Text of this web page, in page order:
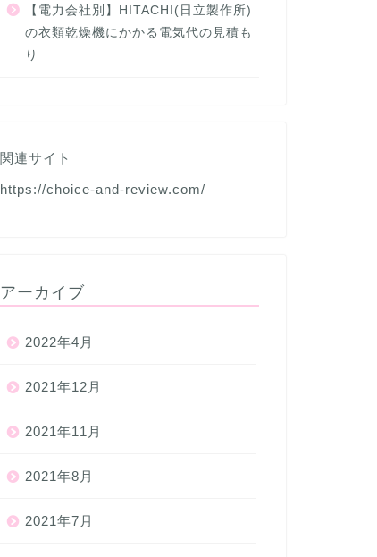
【電力会社別】HITACHI(日立製作所)
の衣類乾燥機にかかる電気代の見積も
り
関連サイト
https://choice-and-review.com/
アーカイブ
2022年4月
2021年12月
2021年11月
2021年8月
2021年7月